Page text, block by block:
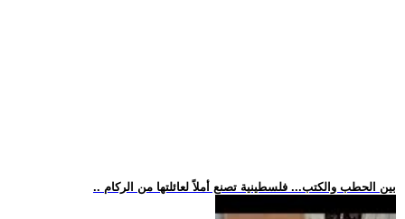
.. بين الحطب والكتب... فلسطينية تصنع أملاً لعائلتها من الركام